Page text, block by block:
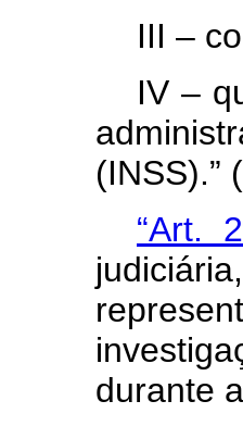
III –
IV –
(INSS).”
“Art.
durante